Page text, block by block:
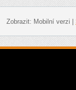
Zobrazit: Mobilní verzi